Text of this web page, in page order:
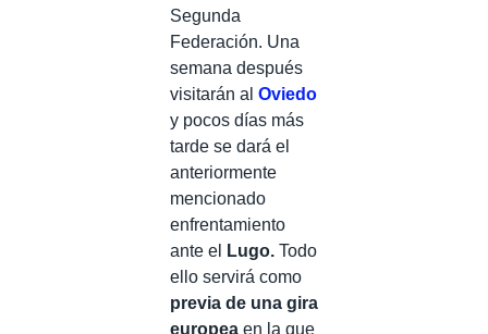
Segunda
Federación. Una
semana después
visitarán al Oviedo
y pocos días más
tarde se dará el
anteriormente
mencionado
enfrentamiento
ante el
Lugo. Todo
ello servirá como
previa de una gira
europea en la que